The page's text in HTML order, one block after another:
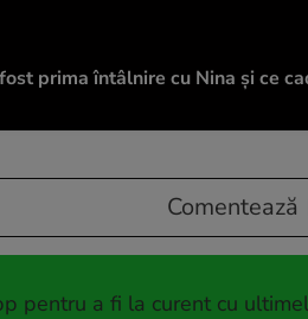
prima întâlnire cu Nina și ce
Comentează
pentru a fi la curent cu